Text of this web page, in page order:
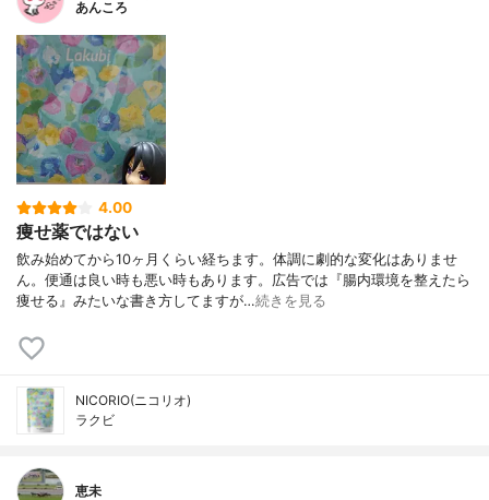
あんころ
4.00
痩せ薬ではない
飲み始めてから10ヶ月くらい経ちます。体調に劇的な変化はありませ
ん。便通は良い時も悪い時もあります。広告では『腸内環境を整えたら
痩せる』みたいな書き方してますが…続きを見る
NICORIO(ニコリオ)
ラクビ
恵未